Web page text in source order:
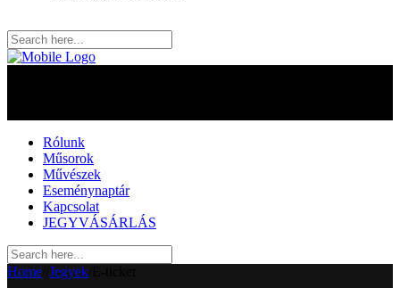
Rólunk
Műsorok
Művészek
Eseménynaptár
Kapcsolat
JEGYVÁSÁRLÁS
Home Jegyek